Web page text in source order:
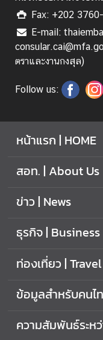
Fax: +202
E-mail:
ตราและงานกงสุล)
Follow us:
หน้าแรก | HOME
สอท. | About Us
ข่าว | News
ธุรกิจ | Business
ท่องเที่ยว | Travel
ข้อมูลสำหรับคนไ
ความสัมพันธ์ระห